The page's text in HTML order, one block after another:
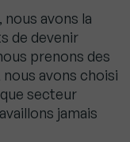
nous avons la
de devenir
prenons des
avons choisi
secteur
jamais